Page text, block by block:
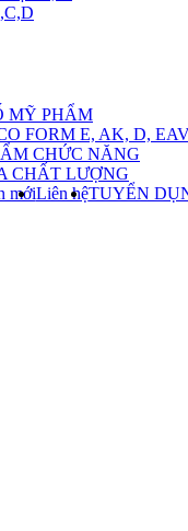
MỸ PHẨM
FORM E, AK, D,
CHỨC NĂNG
CHẤT LƯỢNG
mớiLiên hệTUYỂN